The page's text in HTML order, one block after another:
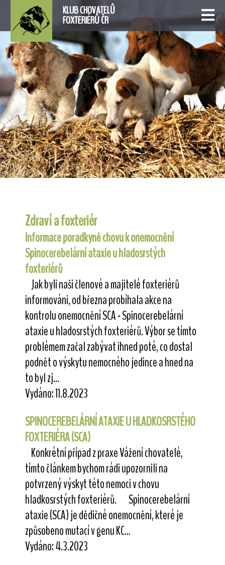
KLUB CHOVATELŮ
FOXTERIÉRŮ ČR
Zdraví a foxteriér
Informace poradkyně chovu k onemocnění
Spinocerebelární ataxie u hladosrstých
foxteriérů
Jak byli naši členové a majitelé foxteriérů
informováni, od března probíhala akce na
kontrolu onemocnění SCA - Spinocerebelární
ataxie u hladosrstých foxteriérů. Výbor se tímto
problémem začal zabývat ihned poté, co dostal
podnět o výskytu nemocného jedince a hned na
to byl zj...
Vydáno: 11.8.2023
SPINOCEREBELÁRNÍ ATAXIE U HLADKOSRSTÉHO
FOXTERIÉRA (SCA)
Konkrétní případ z praxe Vážení chovatelé,
tímto článkem bychom rádi upozornili na
potvrzený výskyt této nemoci v chovu
hladkosrstých foxteriérů. Spinocerebelární
ataxie (SCA) je dědičné onemocnění, které je
způsobeno mutací v genu KC...
Vydáno: 4.3.2023